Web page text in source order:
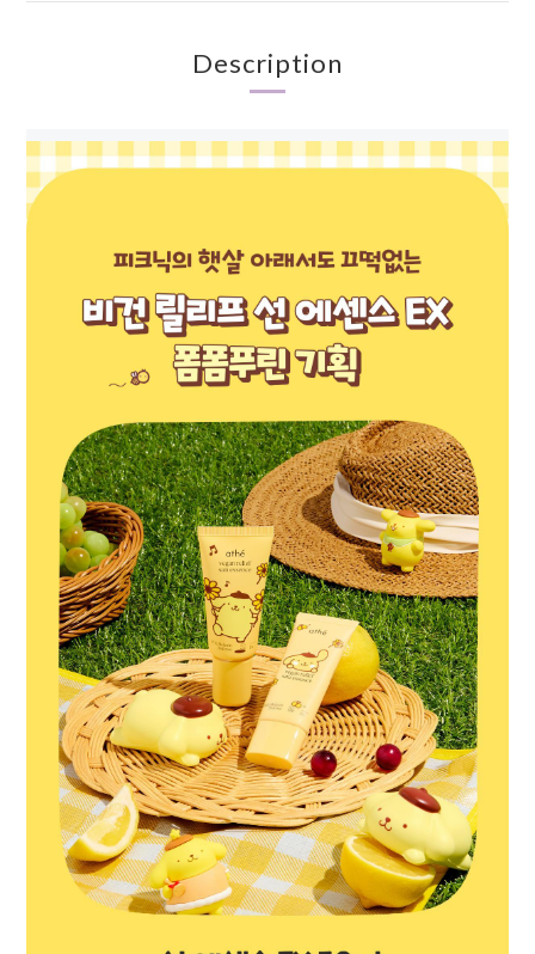
Description